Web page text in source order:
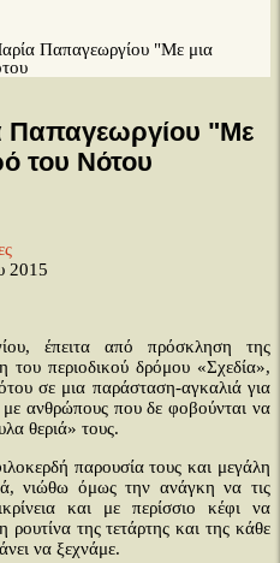
Παπαγεωργίου "Με μια
Παπαγεωργίου "Με
του Νότου
2015
έπειτα από πρόσκληση της
του περιοδικού δρόμου «Σχεδία»,
σε μια παράσταση-αγκαλιά για
με ανθρώπους που δε φοβούνται να
θεριά» τους.
παρουσία τους και μεγάλη
νιώθω όμως την ανάγκη να τις
και με περίσσιο κέφι να
της τετάρτης και της κάθε
να ξεχνάμε.